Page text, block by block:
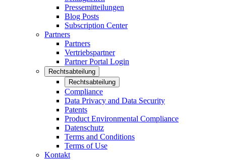
Pressemitteilungen
Blog Posts
Subscription Center
Partners
Partners
Vertriebspartner
Partner Portal Login
Rechtsabteilung
Rechtsabteilung
Compliance
Data Privacy and Data Security
Patents
Product Environmental Compliance
Datenschutz
Terms and Conditions
Terms of Use
Kontakt